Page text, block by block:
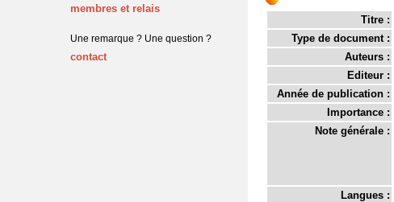
Titre :
Type de document :
Auteurs :
Editeur :
Année de publication :
Importance :
Note générale :
Langues :
membres et relais
Une remarque ? Une question ?
contact